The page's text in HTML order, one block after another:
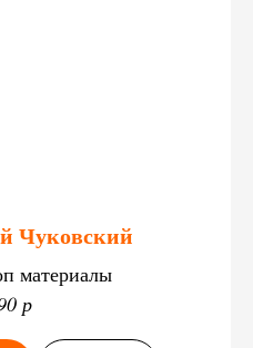
Чуковский
материалы
р